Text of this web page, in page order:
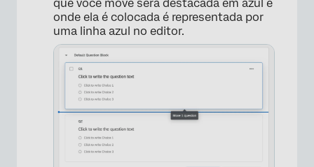
que você move será destacada em azul e
onde ela é colocada é representada por
uma linha azul no editor.